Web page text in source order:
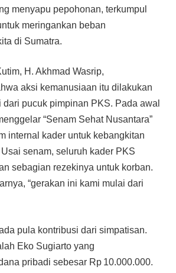
menyapu pepohonan, terkumpul
meringankan beban
di Sumatra.
H. Akhmad Wasrip,
aksi kemanusiaan itu dilakukan
dari pucuk pimpinan PKS. Pada awal
“Senam Sehat Nusantara”
internal kader untuk kebangkitan
senam, seluruh kader PKS
sebagian rezekinya untuk korban.
“gerakan ini kami mulai dari
pula kontribusi dari simpatisan.
Eko Sugiarto yang
pribadi sebesar Rp 10.000.000.